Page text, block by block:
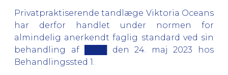
Privatpraktiserende tandlæge Viktoria Oceans
har derfor handlet under normen for
almindelig anerkendt faglig standard ved sin
behandling af ████ den 24. maj 2023 hos
Behandlingssted 1.